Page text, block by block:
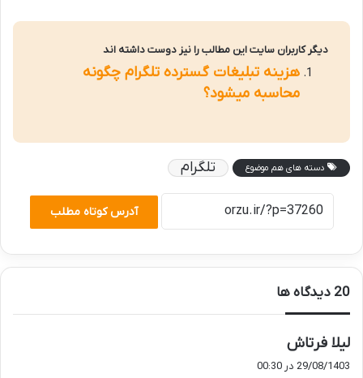
دیگر کاربران سایت این مطالب را نیز دوست داشته اند
هزینه تبلیغات گسترده تلگرام چگونه
محاسبه میشود؟
دسته های هم موضوع تلگرام
آدرس کوتاه مطلب
‫20 دیدگاه ها
لیلا فرتاش
29/08/1403 در 00:30